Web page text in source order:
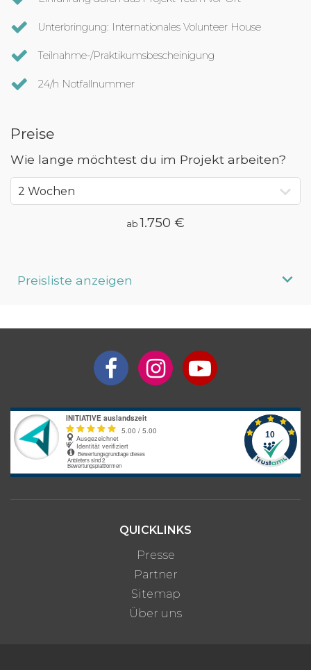
Unterbringung: Internationales Volunteer House
Teilnahme-/Praktikumsbescheinigung
24/h Notfallnummer
Preise
Wie lange möchtest du im Projekt arbeiten?
ab1.750 €
Preisliste anzeigen
ab 2.380 €
5 Wochen
ab 3.640 €
6 Wochen
ab 4.270 €
7 Wochen
ab 4.900 €
Interesse an längerem
Bitte beachte: Alle Angaben zu Preisen sind ohne Gewähr. Bei den
Programmpreisen handelt es sich um Circa-Angaben des
Anbieters, die je nach gewünschter Unterkunftsart und optionalen
QUICKLINKS
Presse
Partner
Sitemap
Über uns